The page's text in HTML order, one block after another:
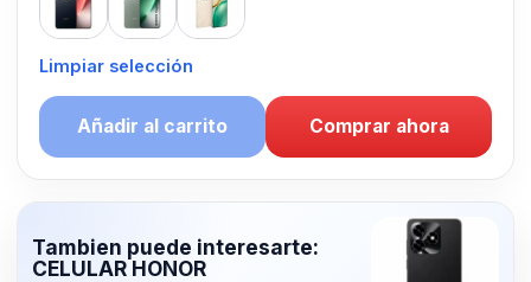
Black Green Gold
Limpiar selección
Añadir al carrito Comprar ahora
Tambien puede interesarte:
CELULAR HONOR